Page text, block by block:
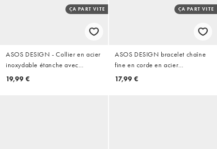
ÇA PART VITE
ASOS DESIGN - Collier en acier
inoxydable étanche avec
pendentif double étoile - Argenté
19,99 €
ÇA PART VITE
ASOS DESIGN bracelet chaîne
fine en corde en acier
inoxydable argenté imperméable
17,99 €